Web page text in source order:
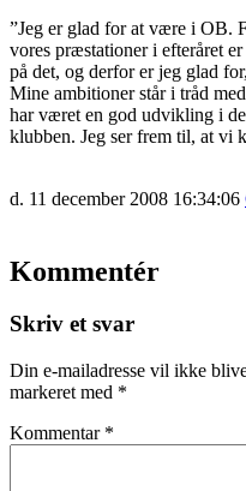
”Jeg er glad for at være i OB.
vores præstationer i efteråret
på det, og derfor er jeg glad
Mine ambitioner står i tråd
har været en god udvikling i
klubben. Jeg ser frem til, at vi
d. 11 december 2008 16:34:06
Kommentér
Skriv et svar
Din e-mailadresse vil ikke
markeret med *
Kommentar *